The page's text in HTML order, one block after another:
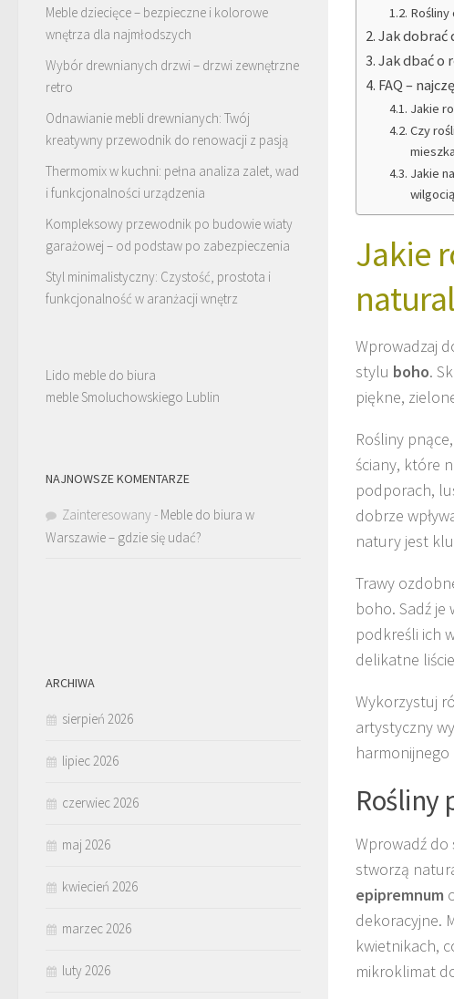
Jak dobrać
Jak dbać o
FAQ –
Jakie
Czy
Jakie
Jakie
Wprowadzaj
stylu boho.
piękne,
Rośliny
ściany, które
podporach,
dobrze
natury jest
Trawy
boho. Sadź
podkreśli ich
delikatne
Wykorzystuj
artystyczny
harmonijnego
Rośliny
Wprowadź
stworzą
epipremnum
dekoracyjne.
kwietnikach,
mikroklimat
Meble dziecięce – bezpieczne i kolorowe
wnętrza dla najmłodszych
Wybór drewnianych drzwi – drzwi zewnętrzne
retro
Odnawianie mebli drewnianych: Twój
kreatywny przewodnik do renowacji z pasją
Thermomix w kuchni: pełna analiza zalet, wad
i funkcjonalności urządzenia
Kompleksowy przewodnik po budowie wiaty
garażowej – od podstaw po zabezpieczenia
Styl minimalistyczny: Czystość, prostota i
funkcjonalność w aranżacji wnętrz
Lido meble do biura
meble Smoluchowskiego Lublin
NAJNOWSZE KOMENTARZE
Zainteresowany - Meble do biura w
Warszawie – gdzie się udać?
ARCHIWA
sierpień 2026
lipiec 2026
czerwiec 2026
maj 2026
kwiecień 2026
marzec 2026
luty 2026